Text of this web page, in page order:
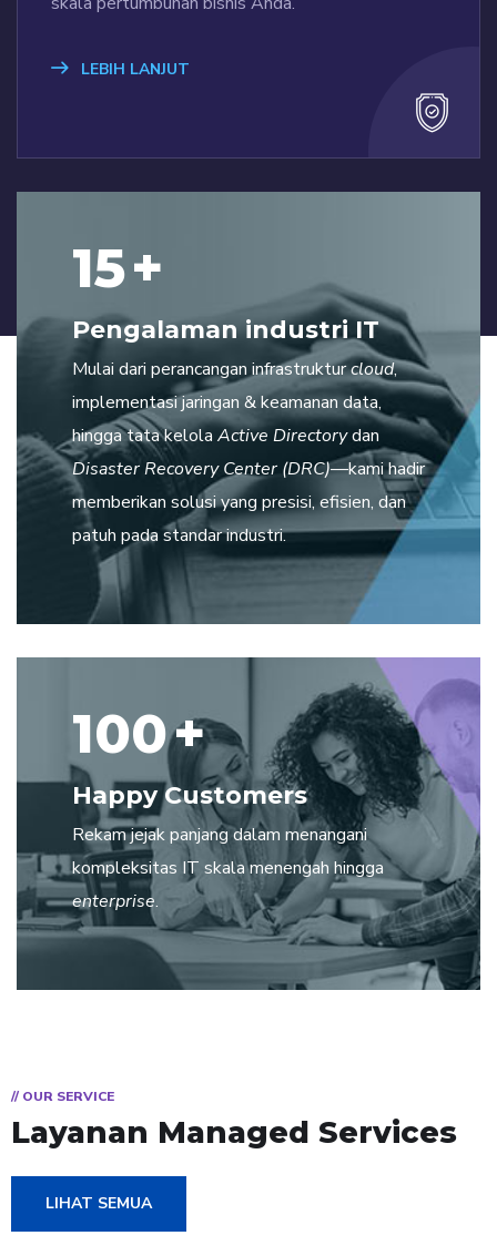
LEBIH LANJUT
15+
Pengalaman industri IT
Mulai dari perancangan infrastrukturcloud,
implementasi jaringan & keamanan data,
hingga tata kelola Active Directorydan
Disaster Recovery Center (DRC)—kami hadir
memberikan solusi yang presisi, efisien, dan
patuh pada standar industri.
100+
Happy Customers
Rekam jejak panjang dalam menangani
kompleksitas IT skala menengah hingga
enterprise.
// OUR SERVICE
Layanan Managed Services
LIHAT SEMUA